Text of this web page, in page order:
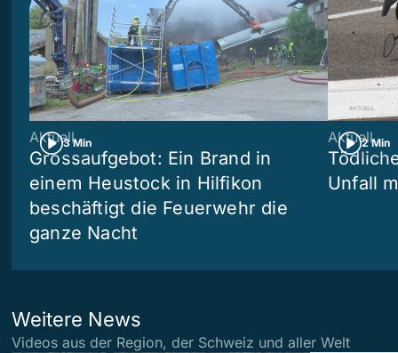
3 Min
Aktuell
Grossaufgebot: Ein Brand in
einem Heustock in Hilfikon
beschäftigt die Feuerwehr die
ganze Nacht
2 Min
Aktuell
Unfall
Weitere News
Videos aus der Region, der Schweiz und aller Welt